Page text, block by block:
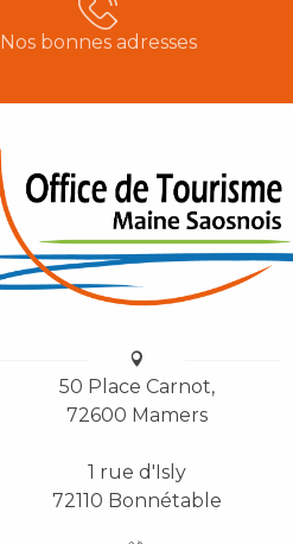
Nos bonnes adresses
50 Place Carnot,
72600 Mamers
1 rue d'Isly
72110 Bonnétable